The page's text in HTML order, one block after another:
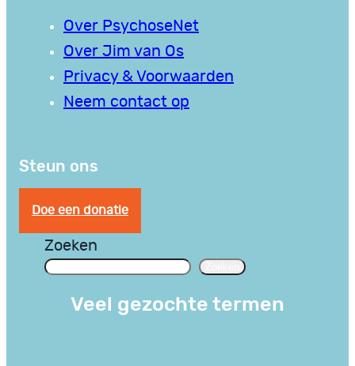
Over PsychoseNet
Over Jim van Os
Privacy & Voorwaarden
Neem contact op
Steun ons
Doe een donatie
Zoeken
Veel gezochte termen